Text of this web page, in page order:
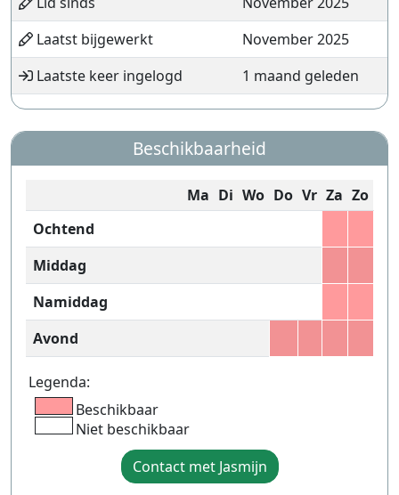
Laatst bijgewerkt
November 2025
Laatste keer ingelogd
1 maand geleden
Beschikbaarheid
Ma Di Wo Do Vr Za Zo
Ochtend
Middag
Namiddag
Avond
Legenda:
Beschikbaar
Niet beschikbaar
Contact met Jasmijn